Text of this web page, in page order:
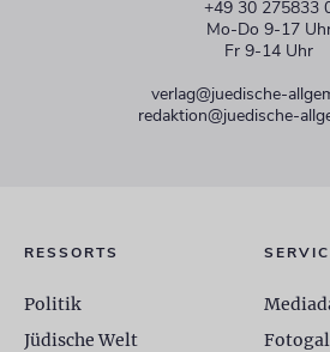
+49 30 275833
Mo-Do 9-17
Fr 9-14 Uhr
verlag@juedische-
redaktion@juedische-
RESSORTS
Politik
Jüdische Welt